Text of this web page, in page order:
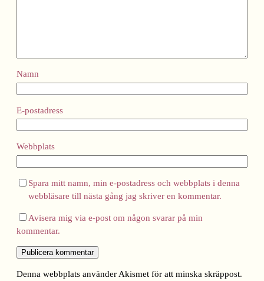
Namn
E-postadress
Webbplats
Spara mitt namn, min e-postadress och webbplats i denna
webbläsare till nästa gång jag skriver en kommentar.
Avisera mig via e-post om någon svarar på min
kommentar.
Denna webbplats använder Akismet för att minska skräppost.